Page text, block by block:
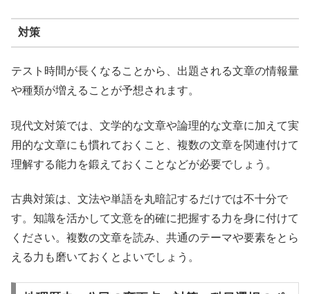
対策
テスト時間が長くなることから、出題される文章の情報量
や種類が増えることが予想されます。
現代文対策では、文学的な文章や論理的な文章に加えて実
用的な文章にも慣れておくこと、複数の文章を関連付けて
理解する能力を鍛えておくことなどが必要でしょう。
古典対策は、文法や単語を丸暗記するだけでは不十分で
す。知識を活かして文意を的確に把握する力を身に付けて
ください。複数の文章を読み、共通のテーマや要素をとら
える力も磨いておくとよいでしょう。